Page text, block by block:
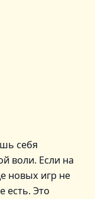
себя
воли. Если на
новых игр не
есть. Это